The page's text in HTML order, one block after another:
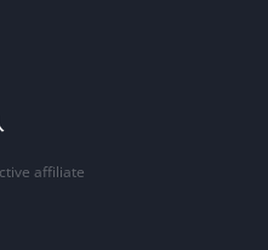
affiliate